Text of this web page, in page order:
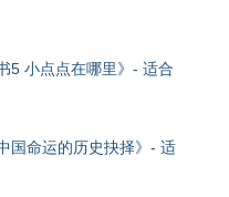
5 小点点在哪里》- 适合
国命运的历史抉择》- 适